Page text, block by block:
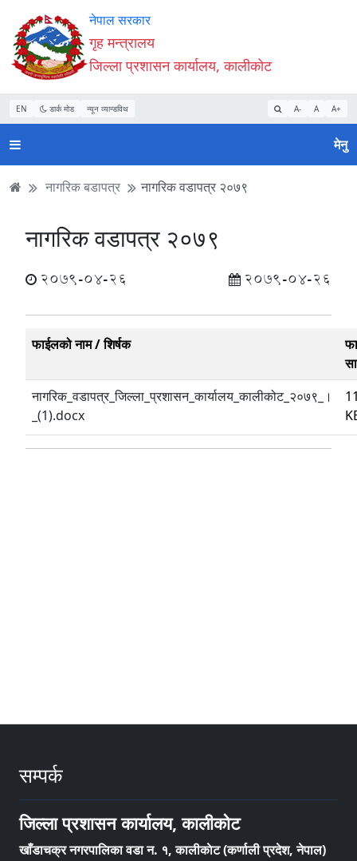
Accessibility
Mode
सुरु
गर्नुहोस्
सामाग्री
पढ्नुहाेस्
नेभिगेसन
पढ्नुहाेस्
वेबसाइट
खोजमा
जानुहोस्
नेपाल सरकार
गृह मन्त्रालय
जिल्ला प्रशासन कार्यालय, कालीकोट
EN डार्क मोड न्यून व्यान्डविथ A- A A+
मेनु
नागरिक बडापत्र नागरिक वडापत्र २०७९
नागरिक वडापत्र २०७९
2079-04-26 2079-04-26
फाईलको नाम / शिर्षक
नागरिक_वडापत्र_जिल्ला_प्रशासन_कार्यालय_कालीकोट_२०७९_।
_(1).docx
सम्पर्क
जिल्ला प्रशासन कार्यालय, कालीकोट
खाँडाचक्र नगरपालिका वडा न‌‍. १, कालीकाेट (कर्णाली प्रदेश, नेपाल)